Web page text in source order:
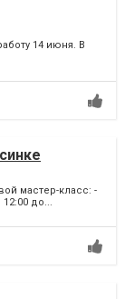
14 июня. В
мастер-класс: -
до...